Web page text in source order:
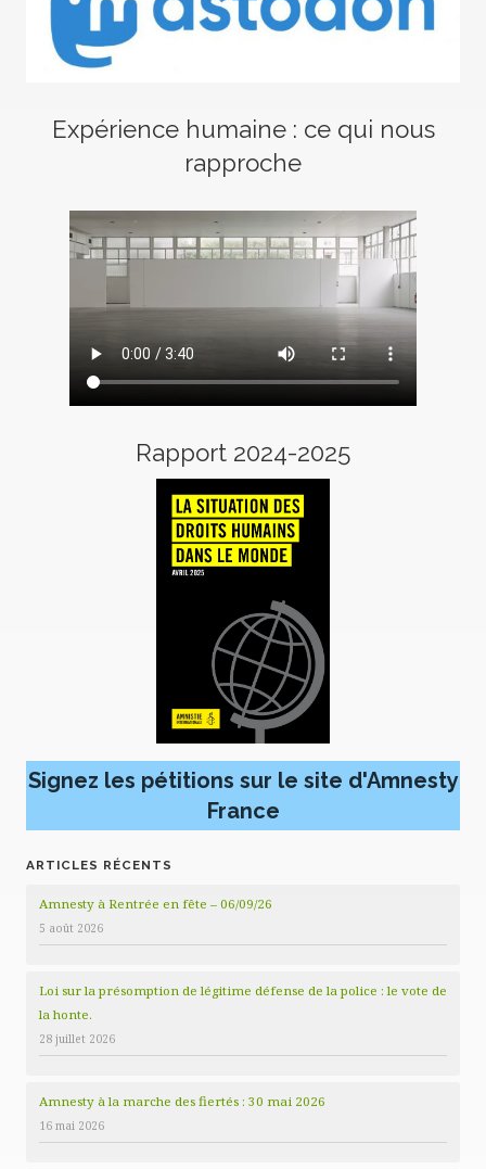
Expérience humaine : ce qui nous
rapproche
Rapport 2024-2025
Signez les pétitions sur le site d'Amnesty
France
ARTICLES RÉCENTS
Amnesty à Rentrée en fête – 06/09/26
5 août 2026
Loi sur la présomption de légitime défense de la police : le vote de
la honte.
28 juillet 2026
Amnesty à la marche des fiertés : 30 mai 2026
16 mai 2026